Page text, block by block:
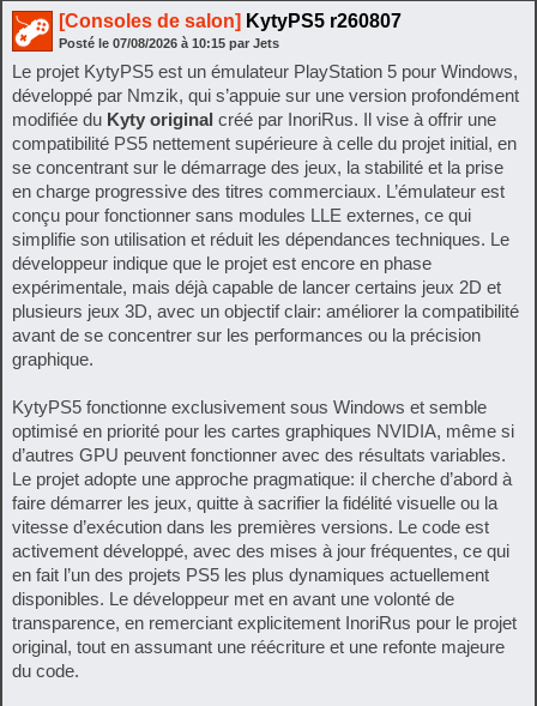
[Consoles de salon] KytyPS5 r260807
Posté le 07/08/2026 à 10:15 par Jets
Le projet KytyPS5 est un émulateur PlayStation 5 pour Windows,
développé par Nmzik, qui s’appuie sur une version profondément
modifiée du Kyty original créé par InoriRus. Il vise à offrir une
compatibilité PS5 nettement supérieure à celle du projet initial, en
se concentrant sur le démarrage des jeux, la stabilité et la prise
en charge progressive des titres commerciaux. L’émulateur est
conçu pour fonctionner sans modules LLE externes, ce qui
simplifie son utilisation et réduit les dépendances techniques. Le
développeur indique que le projet est encore en phase
expérimentale, mais déjà capable de lancer certains jeux 2D et
plusieurs jeux 3D, avec un objectif clair: améliorer la compatibilité
avant de se concentrer sur les performances ou la précision
graphique.
KytyPS5 fonctionne exclusivement sous Windows et semble
optimisé en priorité pour les cartes graphiques NVIDIA, même si
d’autres GPU peuvent fonctionner avec des résultats variables.
Le projet adopte une approche pragmatique: il cherche d’abord à
faire démarrer les jeux, quitte à sacrifier la fidélité visuelle ou la
vitesse d’exécution dans les premières versions. Le code est
activement développé, avec des mises à jour fréquentes, ce qui
en fait l’un des projets PS5 les plus dynamiques actuellement
disponibles. Le développeur met en avant une volonté de
transparence, en remerciant explicitement InoriRus pour le projet
original, tout en assumant une réécriture et une refonte majeure
du code.